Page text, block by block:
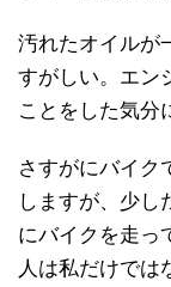
汚れたオイルが
すがしい。エン
ことをした気分
さすがにバイク
しますが、少し
にバイクを走っ
人は私だけでは